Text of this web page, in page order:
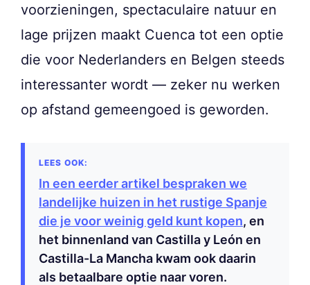
voorzieningen, spectaculaire natuur en
lage prijzen maakt Cuenca tot een optie
die voor Nederlanders en Belgen steeds
interessanter wordt — zeker nu werken
op afstand gemeengoed is geworden.
In een eerder artikel bespraken we
landelijke huizen in het rustige Spanje
die je voor weinig geld kunt kopen, en
het binnenland van Castilla y León en
Castilla-La Mancha kwam ook daarin
als betaalbare optie naar voren.